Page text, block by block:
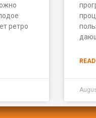
ретро